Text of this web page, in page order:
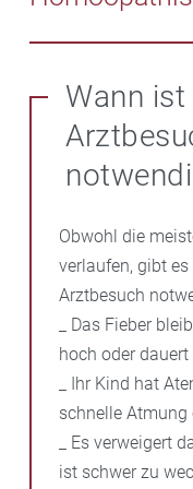
Säuglinge ab 3
Balsame mit
verschaffen. Es gibt
Kinder, die den Hals
gurgeln, um
In der Homöopathie
Tropfen, Zäpfchen
dem Säuglingsalter
unterstützen den
werden, und lindern
Wann ist
Obwohl die
verlaufen, gibt
Arztbesuch
_ Das Fieber
hoch oder
_ Ihr Kind hat
schnelle Atmung
_ Es verweigert
ist schwer zu